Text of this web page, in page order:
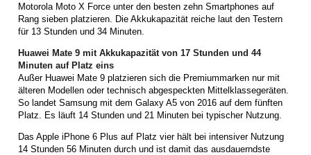
Motorola Moto X Force unter den besten zehn Smartphones auf
Rang sieben platzieren. Die Akkukapazität reiche laut den Testern
für 13 Stunden und 34 Minuten.
Huawei Mate 9 mit Akkukapazität von 17 Stunden und 44
Minuten auf Platz eins
Außer Huawei Mate 9 platzieren sich die Premiummarken nur mit
älteren Modellen oder technisch abgespeckten Mittelklassegeräten.
So landet Samsung mit dem Galaxy A5 von 2016 auf dem fünften
Platz. Es läuft 14 Stunden und 21 Minuten bei typischer Nutzung.
Das Apple iPhone 6 Plus auf Platz vier hält bei intensiver Nutzung
14 Stunden 56 Minuten durch und ist damit das ausdauerndste